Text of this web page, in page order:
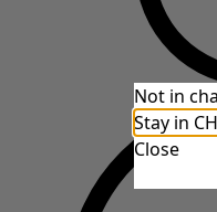
Not in
Stay in
Close